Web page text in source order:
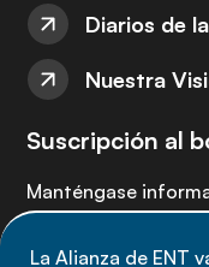
La Alianza de ENT
Diarios de
Nuestra
Suscripción al
Manténgase